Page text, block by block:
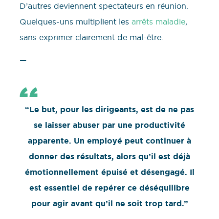
D’autres deviennent spectateurs en réunion.
Quelques-uns multiplient les arrêts maladie,
sans exprimer clairement de mal-être.
—
“Le but, pour les dirigeants, est de ne pas
se laisser abuser par une productivité
apparente. Un employé peut continuer à
donner des résultats, alors qu’il est déjà
émotionnellement épuisé et désengagé. Il
est essentiel de repérer ce déséquilibre
pour agir avant qu’il ne soit trop tard.”